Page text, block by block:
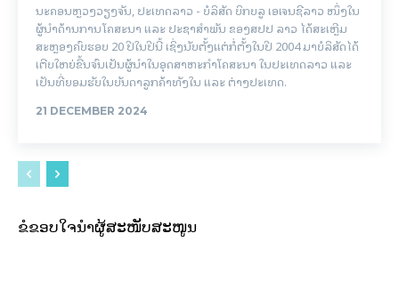
ນະຄອນຫຼວງວຽງຈັນ, ປະເທດລາວ - ບໍລິສັດ ບິກບລູ ເອເຈນຊີລາວ ໜຶ່ງໃນ
ຜູ້ນຳດ້ານການໂຄສະນາ ແລະ ປະຊາສຳພັນ ຂອງສປປ ລາວ ໄດ້ສະເຫຼີມ
ສະຫຼອງຄົບຮອບ 20 ປີໃນປີນີ້ ເຊິ່ງນັບຕັ້ງແຕ່ກໍ່ຕັ້ງໃນປີ 2004 ມາບໍລິສັດໄດ້
ເຕີບໃຫຍ່ຂື້ນຈົນເປັນຜູ້ນຳໃນອຸດສາຫະກຳໂຄສະນາ ໃນປະເທດລາວ ແລະ
ເປັນທີ່ຍອມຮັບໃນບັນດາລູກຄ້າທັງໃນ ແລະ ຕ່າງປະເທດ.
21 DECEMBER 2024
ຂໍຂອບໃຈນຳຜູ້ສະໜັບສະໜູນ